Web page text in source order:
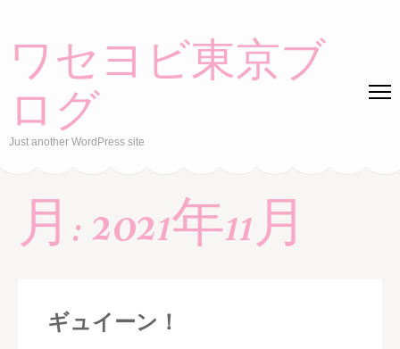
content
ワセヨビ東京ブ
ログ
Just another WordPress site
月:2021年11月
ギュイーン！